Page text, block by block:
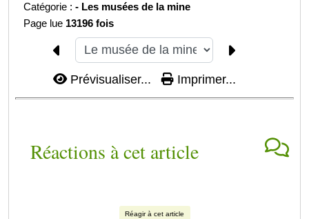
Catégorie :- Les musées de la mine
Page lue 13196 fois
Prévisualiser... Imprimer...
Réactions à cet article
Réagir à cet article